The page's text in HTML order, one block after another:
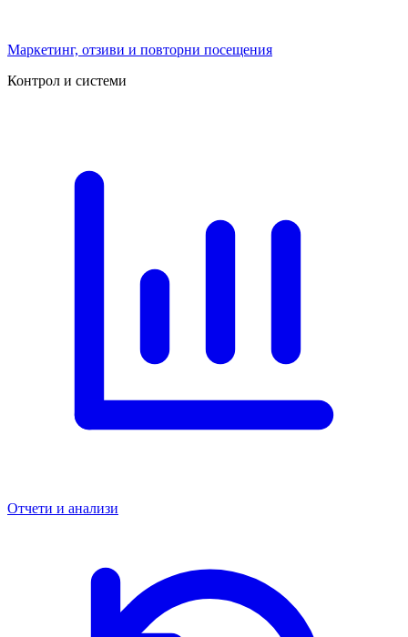
Маркетинг, отзиви и повторни посещения
Контрол и системи
Отчети и анализи